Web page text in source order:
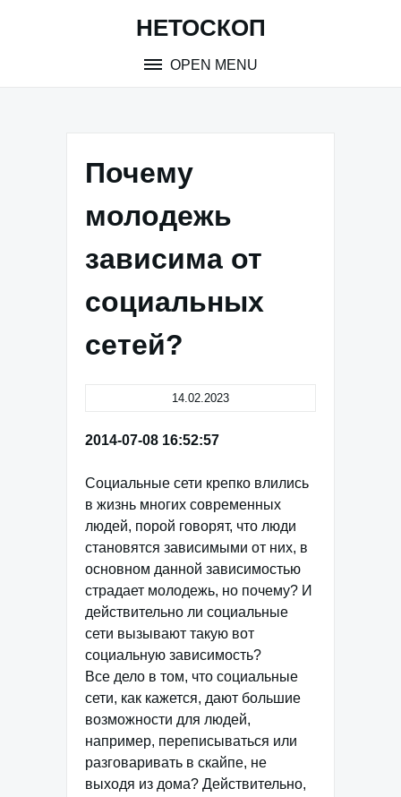
НЕТОСКОП
OPEN MENU
Почему
молодежь
зависима от
социальных
сетей?
14.02.2023
2014-07-08 16:52:57
Социальные сети крепко влились
в жизнь многих современных
людей, порой говорят, что люди
становятся зависимыми от них, в
основном данной зависимостью
страдает молодежь, но почему? И
действительно ли социальные
сети вызывают такую вот
социальную зависимость?
Все дело в том, что социальные
сети, как кажется, дают большие
возможности для людей,
например, переписываться или
разговаривать в скайпе, не
выходя из дома? Действительно,